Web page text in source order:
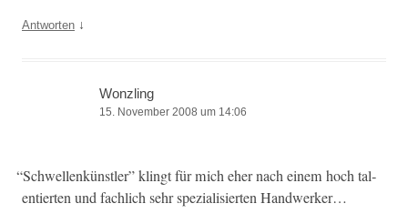
Antworten ↓
Wonzling
15. November 2008 um 14:06
“Schwellenkün­stler” klingt für mich eher nach einem hoch tal­
en­tierten und fach­lich sehr spezial­isierten Handwerker…